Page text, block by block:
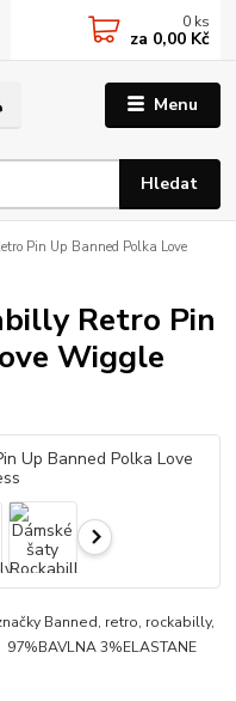
Menu
Hledat
0 ks
za 0,00 Kč
Pin Up Banned Polka Love
Retro Pin
Wiggle
Banned, retro, rockabilly,
3%ELASTANE